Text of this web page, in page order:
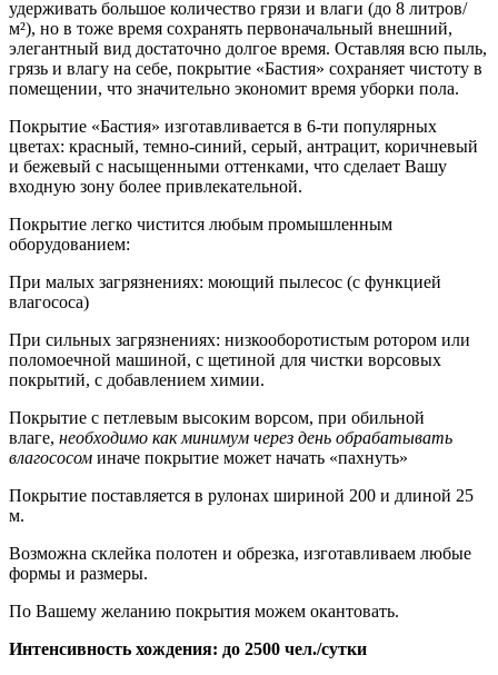
удерживать большое количество грязи и влаги (до 8 литров/
м²), но в тоже время сохранять первоначальный внешний,
элегантный вид достаточно долгое время. Оставляя всю пыль,
грязь и влагу на себе, покрытие «Бастия» сохраняет чистоту в
помещении, что значительно экономит время уборки пола.
Покрытие «Бастия» изготавливается в 6-ти популярных
цветах: красный, темно-синий, серый, антрацит, коричневый
и бежевый с насыщенными оттенками, что сделает Вашу
входную зону более привлекательной.
Покрытие легко чистится любым промышленным
оборудованием:
При малых загрязнениях: моющий пылесос (с функцией
влагососа)
При сильных загрязнениях: низкооборотистым ротором или
поломоечной машиной, с щетиной для чистки ворсовых
покрытий, с добавлением химии.
Покрытие с петлевым высоким ворсом, при обильной
влаге, необходимо как минимум через день обрабатывать
влагососом иначе покрытие может начать «пахнуть»
Покрытие поставляется в рулонах шириной 200 и длиной 25
м.
Возможна склейка полотен и обрезка, изготавливаем любые
формы и размеры.
По Вашему желанию покрытия можем окантовать.
Интенсивность хождения: до 2500 чел./сутки